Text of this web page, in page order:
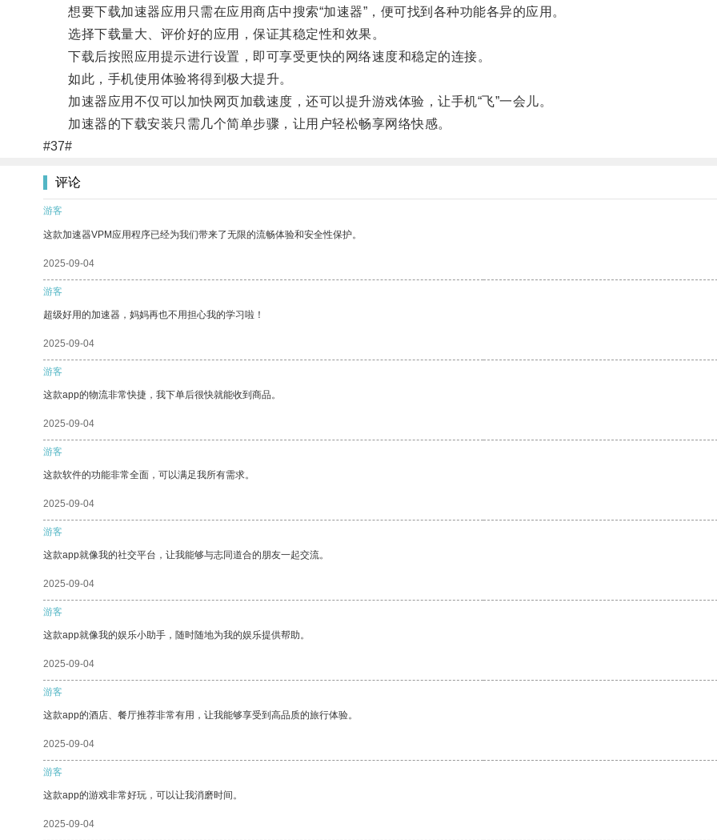
想要下载加速器应用只需在应用商店中搜索“加速器”，便可找到各种功能各异的应用。
选择下载量大、评价好的应用，保证其稳定性和效果。
下载后按照应用提示进行设置，即可享受更快的网络速度和稳定的连接。
如此，手机使用体验将得到极大提升。
加速器应用不仅可以加快网页加载速度，还可以提升游戏体验，让手机“飞”一会儿。
加速器的下载安装只需几个简单步骤，让用户轻松畅享网络快感。
#37#
评论
游客
这款加速器VPM应用程序已经为我们带来了无限的流畅体验和安全性保护。
2025-09-04
游客
超级好用的加速器，妈妈再也不用担心我的学习啦！
2025-09-04
游客
这款app的物流非常快捷，我下单后很快就能收到商品。
2025-09-04
游客
这款软件的功能非常全面，可以满足我所有需求。
2025-09-04
游客
这款app就像我的社交平台，让我能够与志同道合的朋友一起交流。
2025-09-04
游客
这款app就像我的娱乐小助手，随时随地为我的娱乐提供帮助。
2025-09-04
游客
这款app的酒店、餐厅推荐非常有用，让我能够享受到高品质的旅行体验。
2025-09-04
游客
这款app的游戏非常好玩，可以让我消磨时间。
2025-09-04